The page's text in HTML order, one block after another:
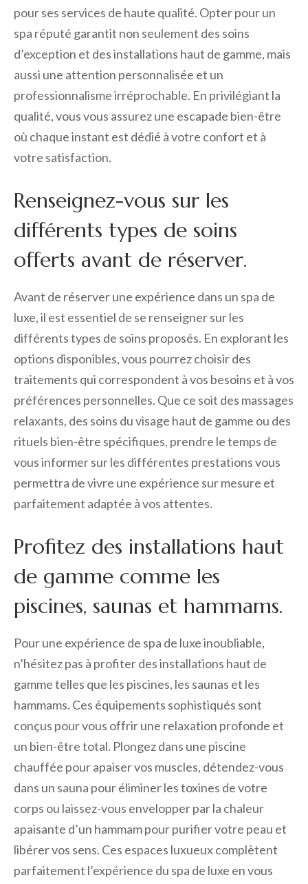
pour ses services de haute qualité. Opter pour un
spa réputé garantit non seulement des soins
d’exception et des installations haut de gamme, mais
aussi une attention personnalisée et un
professionnalisme irréprochable. En privilégiant la
qualité, vous vous assurez une escapade bien-être
où chaque instant est dédié à votre confort et à
votre satisfaction.
Renseignez-vous sur les
différents types de soins
offerts avant de réserver.
Avant de réserver une expérience dans un spa de
luxe, il est essentiel de se renseigner sur les
différents types de soins proposés. En explorant les
options disponibles, vous pourrez choisir des
traitements qui correspondent à vos besoins et à vos
préférences personnelles. Que ce soit des massages
relaxants, des soins du visage haut de gamme ou des
rituels bien-être spécifiques, prendre le temps de
vous informer sur les différentes prestations vous
permettra de vivre une expérience sur mesure et
parfaitement adaptée à vos attentes.
Profitez des installations haut
de gamme comme les
piscines, saunas et hammams.
Pour une expérience de spa de luxe inoubliable,
n’hésitez pas à profiter des installations haut de
gamme telles que les piscines, les saunas et les
hammams. Ces équipements sophistiqués sont
conçus pour vous offrir une relaxation profonde et
un bien-être total. Plongez dans une piscine
chauffée pour apaiser vos muscles, détendez-vous
dans un sauna pour éliminer les toxines de votre
corps ou laissez-vous envelopper par la chaleur
apaisante d’un hammam pour purifier votre peau et
libérer vos sens. Ces espaces luxueux complètent
parfaitement l’expérience du spa de luxe en vous